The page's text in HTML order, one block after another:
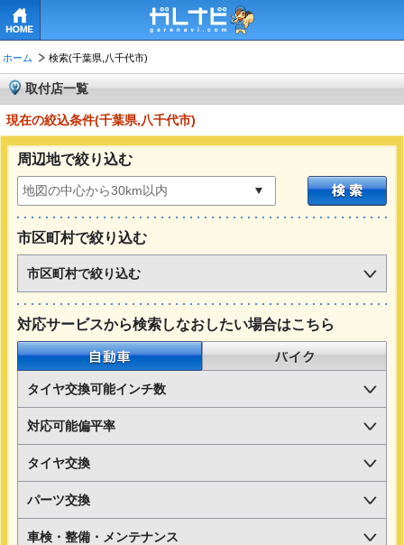
ホーム 検索(千葉県,八千代市)
取付店一覧
現在の絞込条件(千葉県,八千代市)
周辺地で絞り込む
市区町村で絞り込む
市区町村で絞り込む
対応サービスから検索しなおしたい場合はこちら
自動車
タイヤ交換可能インチ数
対応可能偏平率
タイヤ交換
パーツ交換
車検・整備・メンテナンス